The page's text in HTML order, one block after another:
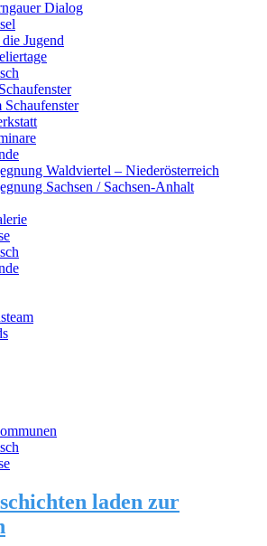
Dialog
Jugend
Waldviertel – Niederösterreich
Sachsen / Sachsen-Anhalt
laden zur